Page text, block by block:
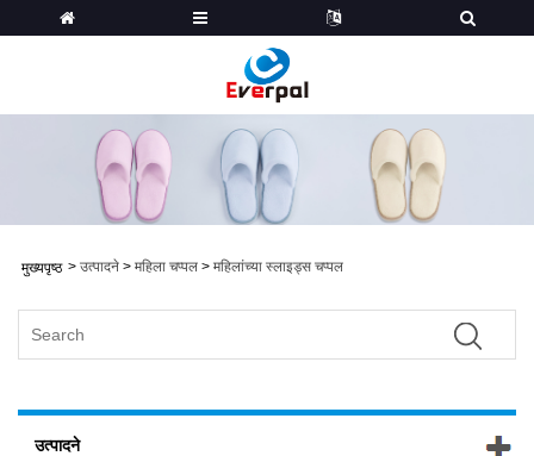
मुख्यपृष्ठ > उत्पादने > महिला चप्पल > महिलांच्या स्लाइड्स चप्पल
उत्पादने